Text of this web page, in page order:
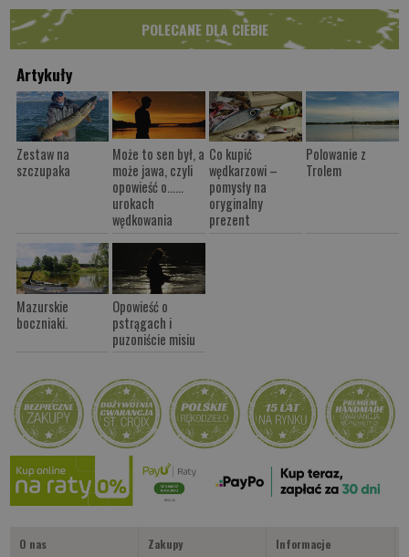
POLECANE DLA CIEBIE
Artykuły
Zestaw na
szczupaka
Może to sen był, a
może jawa, czyli
opowieść o......
urokach
wędkowania
Co kupić
wędkarzowi –
pomysły na
oryginalny
prezent
Polowanie z
Trolem
Mazurskie
boczniaki.
Opowieść o
pstrągach i
puzoniście misiu
O nas
Zakupy
Informacje